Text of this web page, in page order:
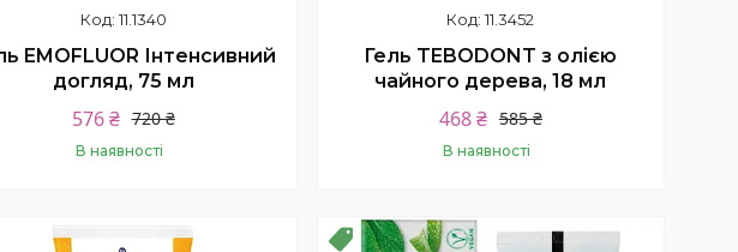
11.1340
EMOFLUOR Інтенсивний
догляд, 75 мл
720 ₴
576 ₴
В наявності
11.3452
Гель TEBODONT з олією
чайного дерева, 18 мл
585 ₴
468 ₴
В наявності
Купити
РОЗПРОДАЖ РОЗПРОДАЖ